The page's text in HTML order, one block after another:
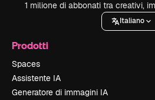
1 milione di abbonati tra creativi,
Italiano
Prodotti
Spaces
Assistente IA
Generatore di immagini IA